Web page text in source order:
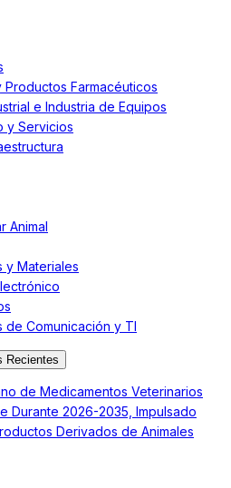
Farmacéuticos
e Industria de Equipos
y Servicios
Animal
y Materiales
Comunicación y TI
Recientes
de Medicamentos Veterinarios
Durante 2026-2035, Impulsado
Derivados de Animales